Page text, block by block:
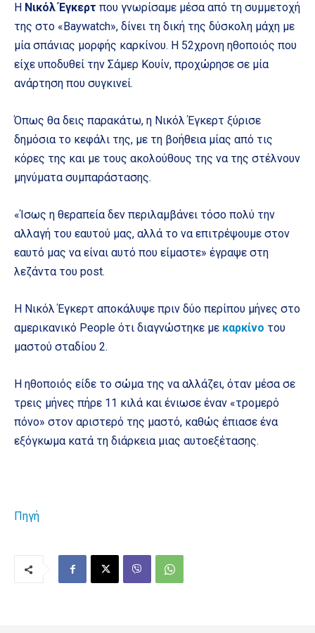
Η Νικόλ Έγκερτ που γνωρίσαμε μέσα από τη συμμετοχή
της στο «Baywatch», δίνει τη δική της δύσκολη μάχη με
μία σπάνιας μορφής καρκίνου. Η 52χρονη ηθοποιός που
είχε υποδυθεί την Σάμερ Κουίν, προχώρησε σε μία
ανάρτηση που συγκινεί.
Όπως θα δεις παρακάτω, η Νικόλ Έγκερτ ξύρισε
δημόσια το κεφάλι της, με τη βοήθεια μίας από τις
κόρες της και με τους ακολούθους της να της στέλνουν
μηνύματα συμπαράστασης.
«Ίσως η θεραπεία δεν περιλαμβάνει τόσο πολύ την
αλλαγή του εαυτού μας, αλλά το να επιτρέψουμε στον
εαυτό μας να είναι αυτό που είμαστε» έγραψε στη
λεζάντα του post.
Η Νικόλ Έγκερτ αποκάλυψε πριν δύο περίπου μήνες στο
αμερικανικό People ότι διαγνώστηκε με καρκίνο του
μαστού σταδίου 2.
Η ηθοποιός είδε το σώμα της να αλλάζει, όταν μέσα σε
τρεις μήνες πήρε 11 κιλά και ένιωσε έναν «τρομερό
πόνο» στον αριστερό της μαστό, καθώς έπιασε ένα
εξόγκωμα κατά τη διάρκεια μιας αυτοεξέτασης.
Πηγή